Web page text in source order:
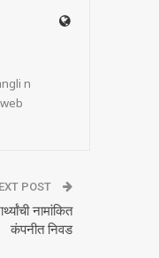
n
POST
नामांकित
कंपनीत निवड